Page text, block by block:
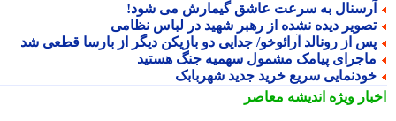
به سرعت عاشق گیمارش می شود!
دیده نشده از رهبر شهید در لباس نظامی
از رونالد آرائوخو/ جدایی دو بازیکن دیگر از بارسا قطعی شد
پیامک مشمول سهمیه جنگ هستید
سریع خرید جدید شهربابک
ویژهاندیشه معاصر